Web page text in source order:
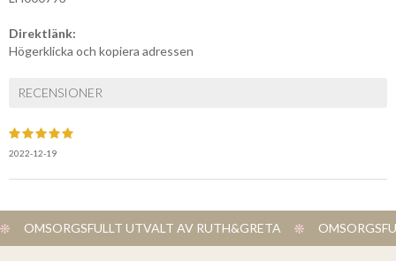
Direktlänk:
Högerklicka och kopiera adressen
RECENSIONER
2022-12-19
OMSORGSFULLT UTVALT AV RUTH&GRETA